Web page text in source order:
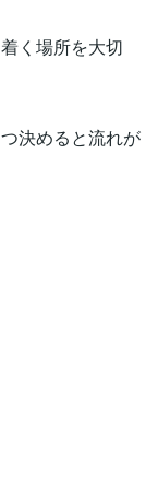
く場所を大切
決めると流れが